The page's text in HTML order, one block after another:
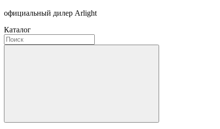
официальный дилер Arlight
Каталог